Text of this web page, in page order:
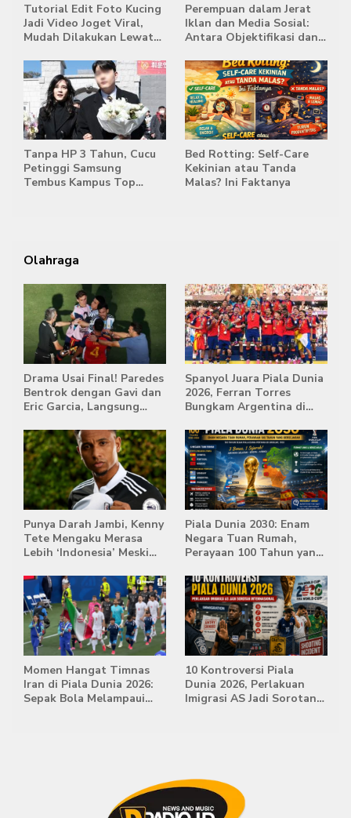
Tutorial Edit Foto Kucing
Jadi Video Joget Viral,
Mudah Dilakukan Lewat
Perempuan dalam Jerat
Iklan dan Media Sosial:
Antara Objektifikasi dan
Tanpa HP 3 Tahun, Cucu
Petinggi Samsung
Tembus Kampus Top
Bed Rotting: Self-Care
Kekinian atau Tanda
Malas? Ini Faktanya
Olahraga
Drama Usai Final! Paredes
Bentrok dengan Gavi dan
Eric Garcia, Langsung
Spanyol Juara Piala Dunia
2026, Ferran Torres
Bungkam Argentina di
Punya Darah Jambi, Kenny
Tete Mengaku Merasa
Lebih ‘Indonesia’ Meski
Piala Dunia 2030: Enam
Negara Tuan Rumah,
Perayaan 100 Tahun yang
Momen Hangat Timnas
Iran di Piala Dunia 2026:
Sepak Bola Melampaui
10 Kontroversi Piala
Dunia 2026, Perlakuan
Imigrasi AS Jadi Sorotan